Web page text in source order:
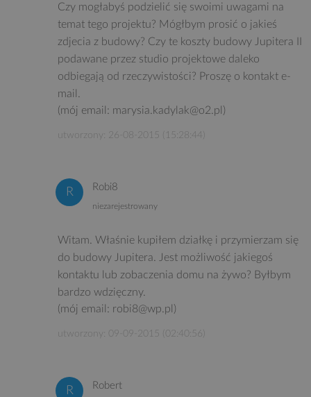
Czy mogłabyś podzielić się swoimi uwagami na
temat tego projektu? Mógłbym prosić o jakieś
zdjecia z budowy? Czy te koszty budowy Jupitera II
podawane przez studio projektowe daleko
odbiegają od rzeczywistości? Proszę o kontakt e-
mail.
(mój email: marysia.kadylak@o2.pl)
utworzony: 26-08-2015 (15:28:44)
Robi8
niezarejestrowany
Witam. Właśnie kupiłem działkę i przymierzam się
do budowy Jupitera. Jest możliwość jakiegoś
kontaktu lub zobaczenia domu na żywo? Byłbym
bardzo wdzięczny.
(mój email: robi8@wp.pl)
utworzony: 09-09-2015 (02:40:56)
Robert